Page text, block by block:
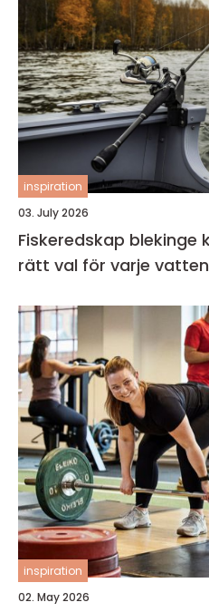
inspiration
03. July 2026
Fiskeredskap blekinge kunskap, kvalitet och
rätt val för varje vatten
inspiration
02. May 2026